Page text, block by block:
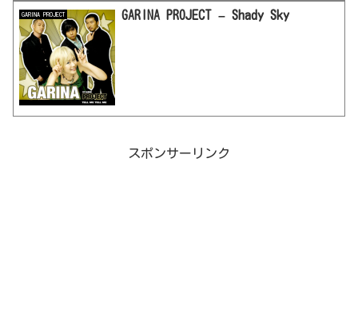
GARINA PROJECT GARINA PROJECT – Shady Sky
スポンサーリンク